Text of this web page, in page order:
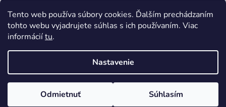
Tento web používa súbory cookies. Ďalším prechádzaním
tohto webu vyjadrujete súhlas s ich používaním. Viac
informáciítu.
Nastavenie
Odmietnuť Súhlasím
Facebook
Vytvoril Shoptet